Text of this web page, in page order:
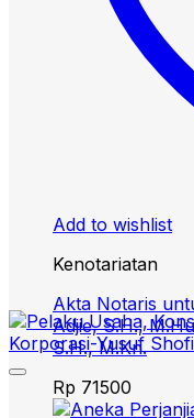
Add to wishlist
Kenotariatan
Akta Notaris
Adjie, S.H.,
S.H., M.Kn.
Rp 71500